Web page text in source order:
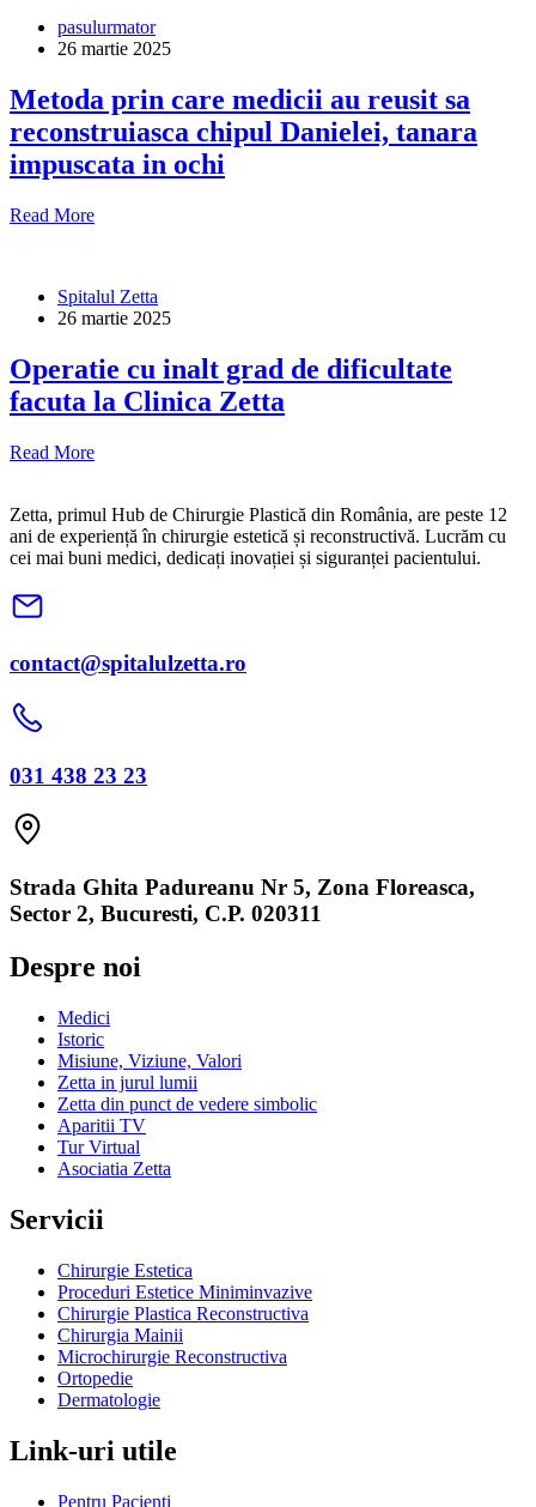
pasulurmator
26 martie 2025
Metoda prin care medicii au reusit sa
reconstruiasca chipul Danielei, tanara
impuscata in ochi
Read More
Spitalul Zetta
26 martie 2025
Operatie cu inalt grad de dificultate
facuta la Clinica Zetta
Read More
Zetta, primul Hub de Chirurgie Plastică din România, are peste 12
ani de experiență în chirurgie estetică și reconstructivă. Lucrăm cu
cei mai buni medici, dedicați inovației și siguranței pacientului.
contact@spitalulzetta.ro
031 438 23 23
Strada Ghita Padureanu Nr 5, Zona Floreasca,
Sector 2, Bucuresti, C.P. 020311
Despre noi
Medici
Istoric
Misiune, Viziune, Valori
Zetta in jurul lumii
Zetta din punct de vedere simbolic
Aparitii TV
Tur Virtual
Asociatia Zetta
Servicii
Chirurgie Estetica
Proceduri Estetice Miniminvazive
Chirurgie Plastica Reconstructiva
Chirurgia Mainii
Microchirurgie Reconstructiva
Ortopedie
Dermatologie
Link-uri utile
Pentru Pacienti